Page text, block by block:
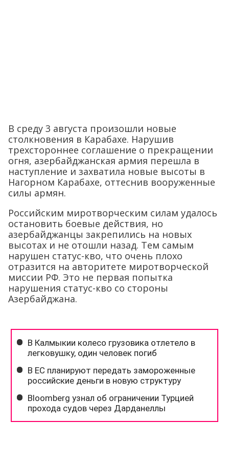
В среду 3 августа произошли новые
столкновения в Карабахе. Нарушив
трехстороннее соглашение о прекращении
огня, азербайджанская армия перешла в
наступление и захватила новые высоты в
Нагорном Карабахе, оттеснив вооруженные
силы армян.
Российским миротворческим силам удалось
остановить боевые действия, но
азербайджанцы закрепились на новых
высотах и не отошли назад. Тем самым
нарушен статус-кво, что очень плохо
отразится на авторитете миротворческой
миссии РФ. Это не первая попытка
нарушения статус-кво со стороны
Азербайджана.